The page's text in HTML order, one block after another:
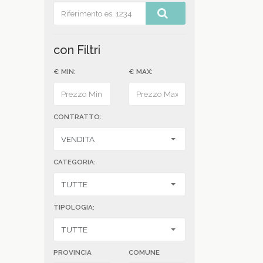
con Filtri
€ MIN: € MAX:
CONTRATTO:
CATEGORIA:
TIPOLOGIA:
PROVINCIA COMUNE